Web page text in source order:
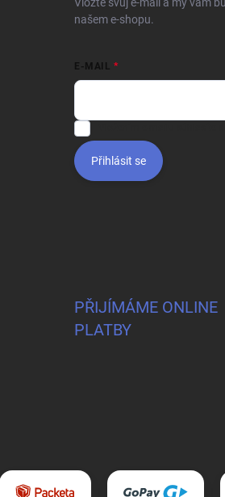
našem e-shopu.
E-MAIL
Přihlásit se
PŘIJÍMÁME ONLINE
PLATBY